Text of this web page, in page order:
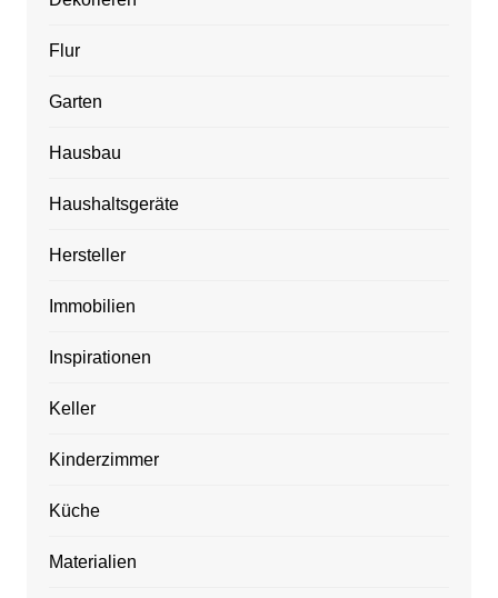
Flur
Garten
Hausbau
Haushaltsgeräte
Hersteller
Immobilien
Inspirationen
Keller
Kinderzimmer
Küche
Materialien